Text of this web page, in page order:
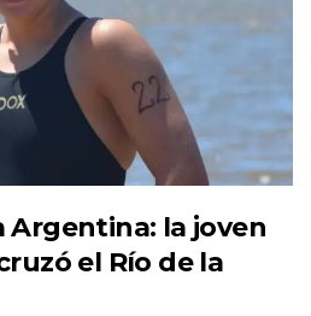
Argentina: la joven
el Río de la